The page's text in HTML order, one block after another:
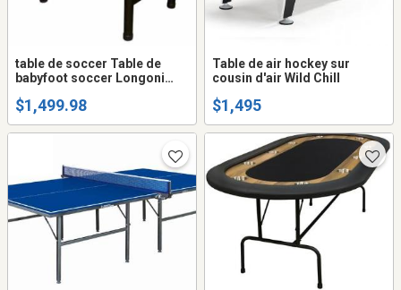
table de soccer Table de
babyfoot soccer Longoni
$1,499.98
Table de air hockey sur
cousin d'air Wild Chill
$1,495